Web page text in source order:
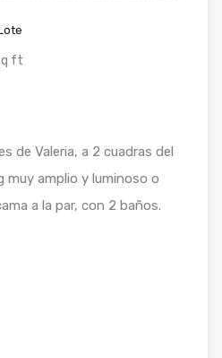
ft
de Valeria, a 2 cuadras del
muy amplio y luminoso o
a la par, con 2 baños.